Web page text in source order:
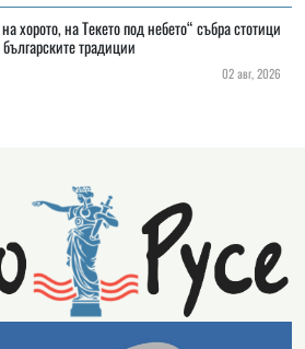
хорото, на Текето под небето“ събра стотици
традиции
02 авг, 2026